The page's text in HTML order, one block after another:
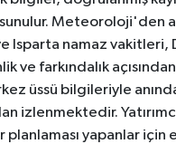
Meteoroloji'den
Isparta namaz
ve farkındalık
üssü bilgileriyle anında
izlenmektedir.
planlaması yapanlar için